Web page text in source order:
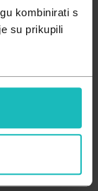
kombinirati s
su prikupili